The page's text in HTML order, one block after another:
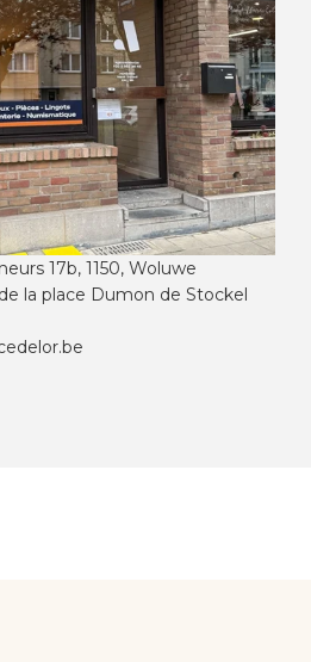
17b, 1150, Woluwe
la place Dumon de Stockel